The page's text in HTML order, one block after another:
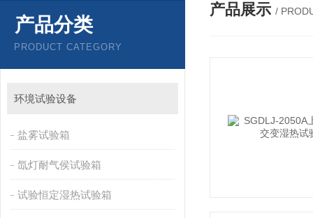
产品分类
PRODUCT CATEGORY
环境试验设备
盐雾试验箱
氙灯耐气侯试验箱
试验恒定湿热试验箱
产品展示 /